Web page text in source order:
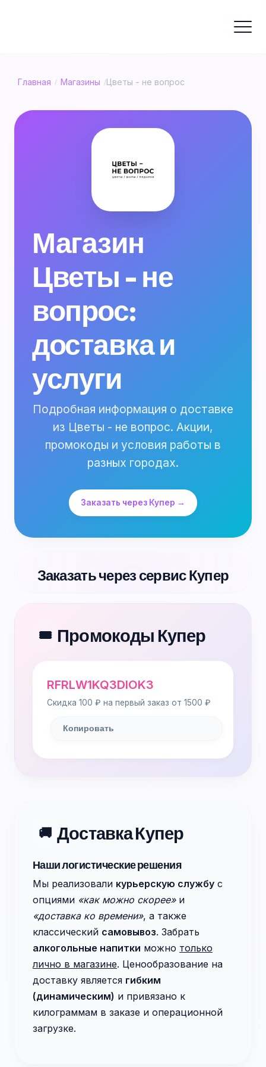
Главная / Магазины /Цветы - не вопрос
Магазин
Цветы - не
вопрос:
доставка и
услуги
Подробная информация о доставке
из Цветы - не вопрос. Акции,
промокоды и условия работы в
разных городах.
Заказать через Купер →
Заказать через сервис Купер
🎟️ Промокоды Купер
RFRLW1KQ3DIOK3
Скидка 100 ₽ на первый заказ от 1500 ₽
Копировать
🚚 Доставка Купер
Наши логистические решения
Мы реализовали курьерскую службу с
опциями «как можно скорее»и
«доставка ко времени», а также
классический самовывоз. Забрать
алкогольные напитки можно только
лично в магазине. Ценообразование на
доставку является гибким
(динамическим) и привязано к
килограммам в заказе и операционной
загрузке.